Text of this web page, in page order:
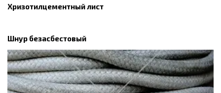
Хризотилцементный лист
Шнур безасбестовый